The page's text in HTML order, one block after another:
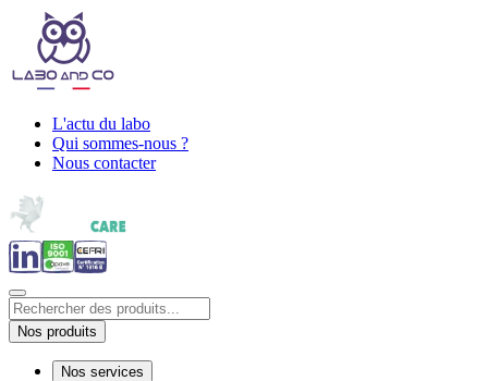
L'actu du labo
Qui sommes-nous ?
Nous contacter
Nos produits
Nos services